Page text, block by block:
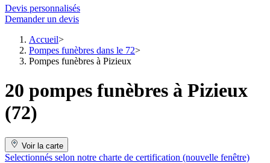
Devis personnalisés
Demander un devis
Accueil
Pompes funèbres dans le 72
Pompes funèbres à Pizieux
20 pompes funèbres à Pizieux
(72)
Voir la carte
Selectionnés selon notre charte de certification (nouvelle fenêtre)